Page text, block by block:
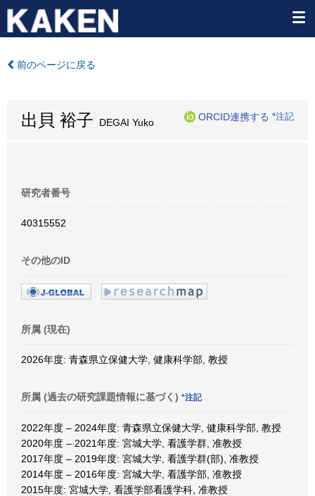
前のページに戻る
出貝 裕子 DEGAI Yuko
ORCID連携する *注記
研究者番号
40315552
その他のID
所属 (現在)
2026年度: 青森県立保健大学, 健康科学部, 教授
所属 (過去の研究課題情報に基づく) *注記
2022年度 – 2024年度: 青森県立保健大学, 健康科学部, 教授
2020年度 – 2021年度: 宮城大学, 看護学群, 准教授
2017年度 – 2019年度: 宮城大学, 看護学群(部), 准教授
2014年度 – 2016年度: 宮城大学, 看護学部, 准教授
2015年度: 宮城大学, 看護学部看護学科, 准教授